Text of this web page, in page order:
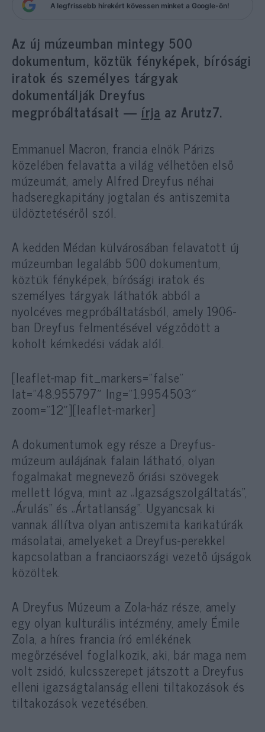
A legfrissebb hírekért kövessen minket a Google-ön!
Az új múzeumban mintegy 500
dokumentum, köztük fényképek, bírósági
iratok és személyes tárgyak
dokumentálják Dreyfus
megpróbáltatásait — írja az Arutz7.
Emmanuel Macron, francia elnök Párizs
közelében felavatta a világ vélhetően első
múzeumát, amely Alfred Dreyfus néhai
hadseregkapitány jogtalan és antiszemita
üldöztetéséről szól.
A kedden Médan külvárosában felavatott új
múzeumban legalább 500 dokumentum,
köztük fényképek, bírósági iratok és
személyes tárgyak láthatók abból a
nyolcéves megpróbáltatásból, amely 1906-
ban Dreyfus felmentésével végződött a
koholt kémkedési vádak alól.
[leaflet-map fit_markers=”false”
lat=”48.955797″ lng=”1.9954503″
zoom=”12″][leaflet-marker]
A dokumentumok egy része a Dreyfus-
múzeum aulájának falain látható, olyan
fogalmakat megnevező óriási szövegek
mellett lógva, mint az „Igazságszolgáltatás”,
„Árulás” és „Ártatlanság”. Ugyancsak ki
vannak állítva olyan antiszemita karikatúrák
másolatai, amelyeket a Dreyfus-perekkel
kapcsolatban a franciaországi vezető újságok
közöltek.
A Dreyfus Múzeum a Zola-ház része, amely
egy olyan kulturális intézmény, amely Émile
Zola, a híres francia író emlékének
megőrzésével foglalkozik, aki, bár maga nem
volt zsidó, kulcsszerepet játszott a Dreyfus
elleni igazságtalanság elleni tiltakozások és
tiltakozások vezetésében.